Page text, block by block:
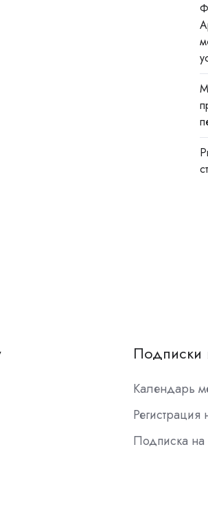
Подписки
Календарь
Регистрация
Подписка